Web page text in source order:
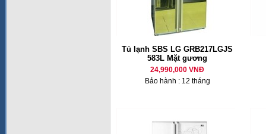
Tủ lạnh SBS LG GRB217LGJS
583L Mặt gương
24,990,000 VNĐ
Bảo hành : 12 tháng